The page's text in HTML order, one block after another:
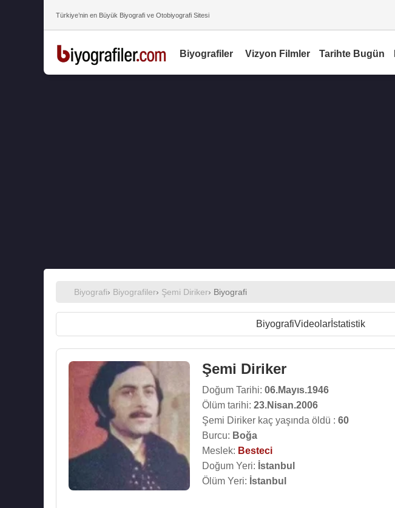
Türkiye’nin en Büyük Biyografi ve Otobiyografi Sitesi
Biyografiler Vizyon Filmler Tarihte Bugün
Biyografi› Biyografiler› Şemi Diriker› Biyografi
BiyografiVideolarİstatistik
Şemi Diriker
Doğum Tarihi: 06.Mayıs.1946
Ölüm tarihi: 23.Nisan.2006
Şemi Diriker kaç yaşında öldü : 60
Burcu: Boğa
Meslek: Besteci
Doğum Yeri: İstanbul
Ölüm Yeri: İstanbul